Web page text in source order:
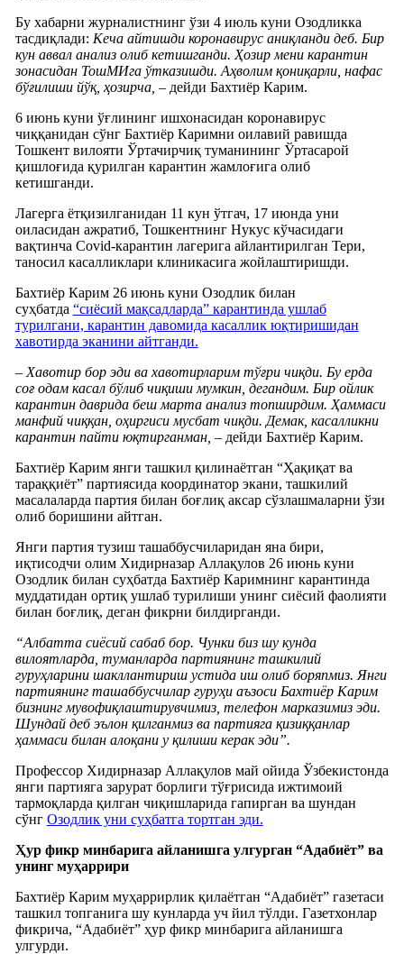
Бу хабарни журналистнинг ўзи 4 июль куни Озодликка
тасдиқлади: Кеча айтишди коронавирус аниқланди деб. Бир
кун аввал анализ олиб кетишганди. Ҳозир мени карантин
зонасидан ТошМИга ўтказишди. Аҳволим қониқарли, нафас
бўғилиши йўқ, ҳозирча, – дейди Бахтиёр Карим.
6 июнь куни ўғлининг ишхонасидан коронавирус
чиққанидан сўнг Бахтиёр Каримни оилавий равишда
Тошкент вилояти Ўртачирчиқ туманининг Ўртасарой
қишлоғида қурилган карантин жамлоғига олиб
кетишганди.
Лагерга ётқизилганидан 11 кун ўтгач, 17 июнда уни
оиласидан ажратиб, Тошкентнинг Нукус кўчасидаги
вақтинча Covid-карантин лагерига айлантирилган Тери,
таносил касалликлари клиникасига жойлаштиришди.
Бахтиёр Карим 26 июнь куни Озодлик билан
суҳбатда “сиёсий мақсадларда” карантинда ушлаб
турилгани, карантин давомида касаллик юқтиришидан
хавотирда эканини айтганди.
– Хавотир бор эди ва хавотирларим тўғри чиқди. Бу ерда
соғ одам касал бўлиб чиқиши мумкин, дегандим. Бир ойлик
карантин даврида беш марта анализ топширдим. Ҳаммаси
манфий чиққан, оҳиргиси мусбат чиқди. Демак, касалликни
карантин пайти юқтирганман, –дейди Бахтиёр Карим.
Бахтиёр Карим янги ташкил қилинаётган “Ҳақиқат ва
тараққиёт” партиясида координатор экани, ташкилий
масалаларда партия билан боғлиқ аксар сўзлашмаларни ўзи
олиб боришини айтган.
Янги партия тузиш ташаббусчиларидан яна бири,
иқтисодчи олим Хидирназар Аллақулов 26 июнь куни
Озодлик билан суҳбатда Бахтиёр Каримнинг карантинда
муддатидан ортиқ ушлаб турилиши унинг сиёсий фаолияти
билан боғлиқ, деган фикрни билдирганди.
“Албатта сиёсий сабаб бор. Чунки биз шу кунда
вилоятларда, туманларда партиянинг ташкилий
гуруҳларини шакллантириш устида иш олиб боряпмиз. Янги
партиянинг ташаббусчилар гуруҳи аъзоси Бахтиёр Карим
бизнинг мувофиқлаштирувчимиз, телефон марказимиз эди.
Шундай деб эълон қилганмиз ва партияга қизиққанлар
ҳаммаси билан алоқани у қилиши керак эди”.
Профессор Хидирназар Аллақулов май ойида Ўзбекистонда
янги партияга зарурат борлиги тўғрисида ижтимоий
тармоқларда қилган чиқишларида гапирган ва шундан
сўнг Озодлик уни суҳбатга тортган эди.
Ҳур фикр минбарига айланишга улгурган “Адабиёт” ва
унинг муҳаррири
Бахтиёр Карим муҳаррирлик қилаётган “Адабиёт” газетаси
ташкил топганига шу кунларда уч йил тўлди. Газетхонлар
фикрича, “Адабиёт” ҳур фикр минбарига айланишга
улгурди.